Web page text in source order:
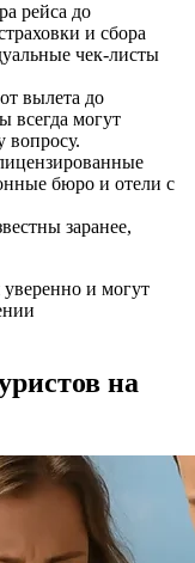
рейса до
и сбора
чек-листы
вылета до
всегда могут
вопросу.
бюро и отели с
заранее,
уверенно и могут
на